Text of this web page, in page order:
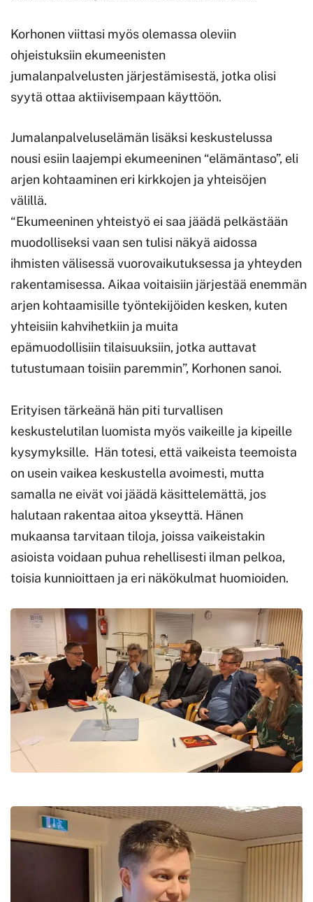
Korhonen viittasi myös olemassa oleviin
ohjeistuksiin ekumeenisten
jumalanpalvelusten järjestämisestä, jotka olisi
syytä ottaa aktiivisempaan käyttöön.
Jumalanpalveluselämän lisäksi keskustelussa
nousi esiin laajempi ekumeeninen “elämäntaso”, eli
arjen kohtaaminen eri kirkkojen ja yhteisöjen
välillä.
“Ekumeeninen yhteistyö ei saa jäädä pelkästään
muodolliseksi vaan sen tulisi näkyä aidossa
ihmisten välisessä vuorovaikutuksessa ja yhteyden
rakentamisessa. Aikaa voitaisiin järjestää enemmän
arjen kohtaamisille työntekijöiden kesken, kuten
yhteisiin kahvihetkiin ja muita
epämuodollisiin tilaisuuksiin, jotka auttavat
tutustumaan toisiin paremmin”, Korhonen sanoi.
Erityisen tärkeänä hän piti turvallisen
keskustelutilan luomista myös vaikeille ja kipeille
kysymyksille. Hän totesi, että vaikeista teemoista
on usein vaikea keskustella avoimesti, mutta
samalla ne eivät voi jäädä käsittelemättä, jos
halutaan rakentaa aitoa ykseyttä. Hänen
mukaansa tarvitaan tiloja, joissa vaikeistakin
asioista voidaan puhua rehellisesti ilman pelkoa,
toisia kunnioittaen ja eri näkökulmat huomioiden.